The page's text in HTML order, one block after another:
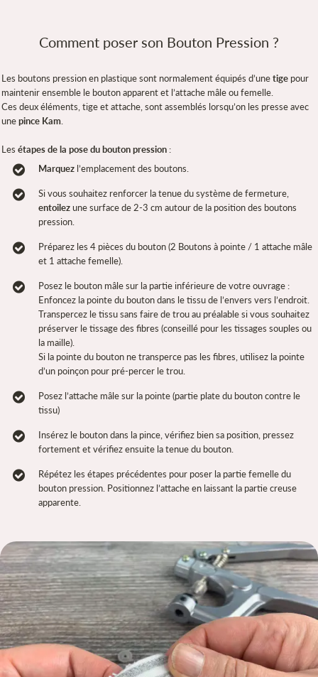
Comment poser son Bouton Pression ?
Les boutons pression en plastique sont normalement équipés d’unetige pour
maintenir ensemble le bouton apparent et l’attache mâle ou femelle.
Ces deux éléments, tige et attache, sont assemblés lorsqu’on les presse avec
unepince Kam
Les étapes de la pose du bouton pression :
Marquez l’emplacement des boutons.
Si vous souhaitez renforcer la tenue du système de fermeture,
entoilezune surface de 2-3 cm autour de la position des boutons
pression.
Préparez les 4 pièces du bouton (2 Boutons à pointe / 1 attache mâle
et 1 attache femelle).
Posez le bouton mâle sur la partie inférieure de votre ouvrage :
Enfoncez la pointe du bouton dans le tissu de l’envers vers l’endroit.
Transpercez le tissu sans faire de trou au préalable si vous souhaitez
préserver le tissage des fibres (conseillé pour les tissages souples ou
la maille).
Si la pointe du bouton ne transperce pas les fibres, utilisez la pointe
d’un poinçon pour pré-percer le trou.
Posez l’attache mâle sur la pointe (partie plate du bouton contre le
tissu)
Insérez le bouton dans la pince, vérifiez bien sa position, pressez
fortement et vérifiez ensuite la tenue du bouton.
Répétez les étapes précédentes pour poser la partie femelle du
bouton pression. Positionnez l’attache en laissant la partie creuse
apparente.